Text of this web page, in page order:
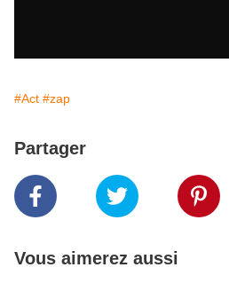
#Act #zap
Partager
Vous aimerez aussi